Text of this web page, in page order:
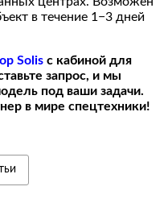
в течение 1−3 дней
Solisс кабиной для
запрос, и мы
под ваши задачи.
в мире спецтехники!